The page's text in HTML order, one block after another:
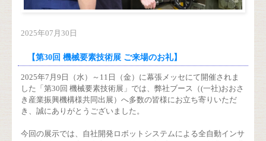
2025年07月30日
【第30回 機械要素技術展 ご来場のお礼】
2025年7月9日（水）～11日（金）に幕張メッセにて開催されま
した「第30回 機械要素技術展」では、弊社ブース（(一社)おおさ
き産業振興機構様共同出展）へ多数の皆様にお立ち寄りいただ
き、誠にありがとうございました。
今回の展示では、自社開発ロボットシステムによる全自動インサ